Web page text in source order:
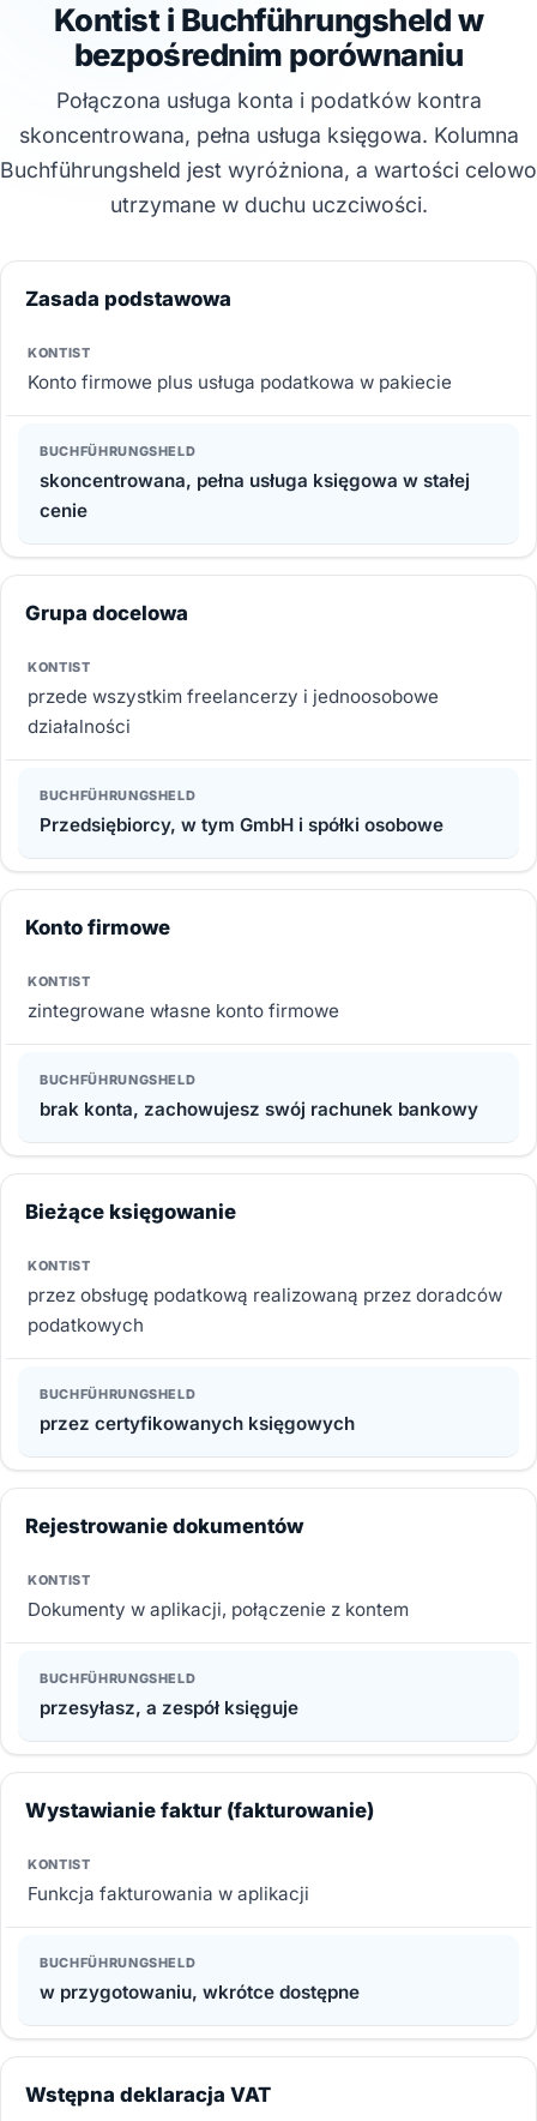
Kontist i Buchführungsheld w
bezpośrednim porównaniu
Połączona usługa konta i podatków kontra
skoncentrowana, pełna usługa księgowa. Kolumna
Buchführungsheld jest wyróżniona, a wartości celowo
utrzymane w duchu uczciwości.
Zasada podstawowa
Konto firmowe plus usługa podatkowa w pakiecie
skoncentrowana, pełna usługa księgowa w stałej
cenie
Grupa docelowa
przede wszystkim freelancerzy i jednoosobowe
działalności
Przedsiębiorcy, w tym GmbH i spółki osobowe
Konto firmowe
zintegrowane własne konto firmowe
brak konta, zachowujesz swój rachunek bankowy
Bieżące księgowanie
przez obsługę podatkową realizowaną przez doradców
podatkowych
przez certyfikowanych księgowych
Rejestrowanie dokumentów
Dokumenty w aplikacji, połączenie z kontem
przesyłasz, a zespół księguje
Wystawianie faktur (fakturowanie)
Funkcja fakturowania w aplikacji
w przygotowaniu, wkrótce dostępne
Wstępna deklaracja VAT